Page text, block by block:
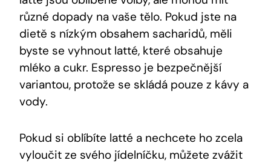
různé dopady na vaše tělo. Pokud jste na
dietě s nízkým obsahem sacharidů, měli
byste se vyhnout latté, které obsahuje
mléko a cukr. Espresso je bezpečnější
variantou, protože se skládá pouze z kávy a
vody.
Pokud si oblíbíte latté a nechcete ho zcela
vyloučit ze svého jídelníčku, můžete zvážit